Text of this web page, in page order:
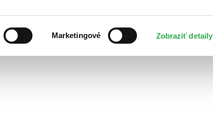
Marketingové Zobraziť detaily